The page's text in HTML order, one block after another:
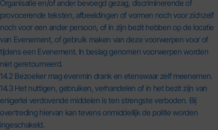
Organisatie en/of ander bevoegd gezag, discriminerende of
provocerende teksten, afbeeldingen of vormen noch voor zichzelf
noch voor een ander persoon, of in zijn bezit hebben op de locatie
van Evenement, of gebruik maken van deze voorwerpen voor of
tijdens een Evenement. In beslag genomen voorwerpen worden
niet geretourneerd.
14.2 Bezoeker mag evenmin drank en etenswaar zelf meenemen.
14.3 Het nuttigen, gebruiken, verhandelen of in het bezit zijn van
enigerlei verdovende middelen is ten strengste verboden. Bij
overtreding hiervan kan tevens onmiddellijk de politie worden
ingeschakeld.